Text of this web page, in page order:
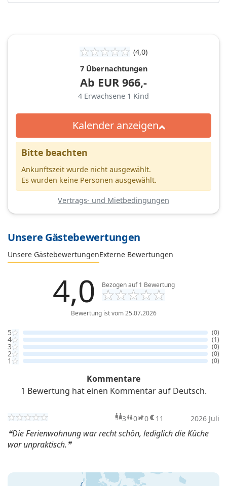
(4,0)
7 Übernachtungen
Ab EUR 966,-
4 Erwachsene 1 Kind
Kalender anzeigen
Bitte beachten
Ankunftszeit wurde nicht ausgewählt.
Es wurden keine Personen ausgewählt.
Vertrags- und Mietbedingungen
Unsere Gästebewertungen
Unsere GästebewertungenExterne Bewertungen
4,0 Bezogen auf1 Bewertung
Bewertung ist vom 25.07.2026
5 (0)
4 (1)
3 (0)
2 (0)
1 (0)
Kommentare
1 Bewertung hat einen Kommentar auf Deutsch.
3 Erwachsene
0 Kinder
0 Haustiere
11 2026 Juli
Die Ferienwohnung war recht schön, lediglich die Küche
war unpraktisch.